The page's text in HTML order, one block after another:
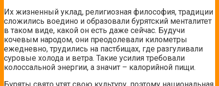
Их жизненный уклад, религиозная философия, традиции
сложились воедино и образовали бурятский менталитет
в таком виде, какой он есть даже сейчас. Будучи
кочевым народом, они преодолевали километры
ежедневно, трудились на пастбищах, где разгуливали
суровые холода и ветра. Такие усилия требовали
колоссальной энергии, а значит – калорийной пищи.
Буряты свято чтят свою культуру, поэтому национальная